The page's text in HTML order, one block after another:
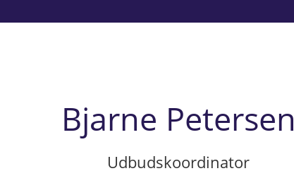
Bjarne Petersen
Udbudskoordinator